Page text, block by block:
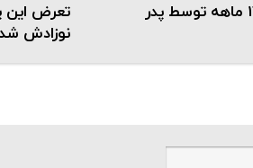
اذیت و ازار دختر 17 ماهه توسط پدر
تعرض این
نوزادش